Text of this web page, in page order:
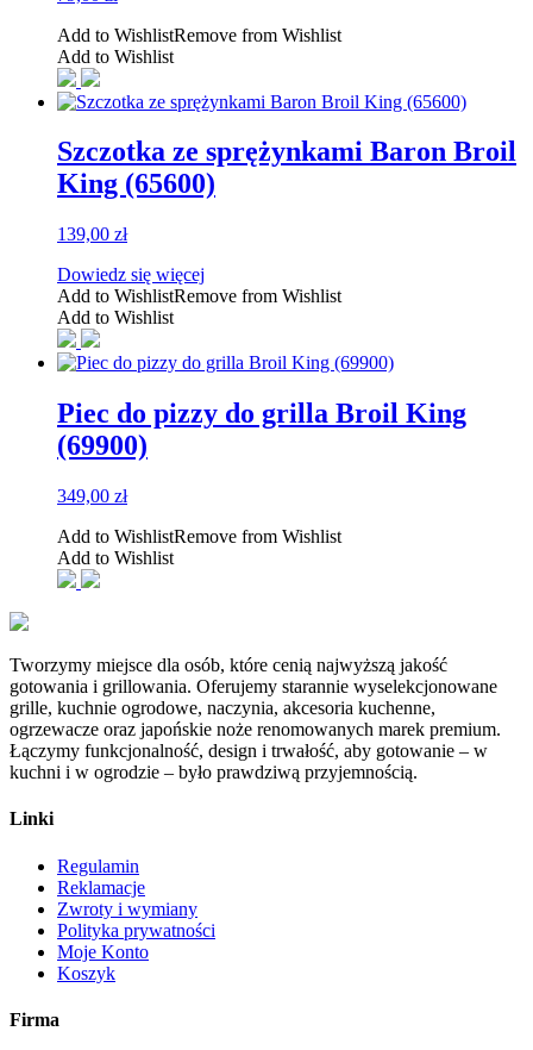
Add to WishlistRemove from Wishlist
Add to Wishlist
Szczotka ze sprężynkami Baron Broil
King (65600)
139,00 zł
Dowiedz się więcej
Add to WishlistRemove from Wishlist
Add to Wishlist
Piec do pizzy do grilla Broil King
(69900)
349,00 zł
Add to WishlistRemove from Wishlist
Add to Wishlist
Tworzymy miejsce dla osób, które cenią najwyższą jakość
gotowania i grillowania. Oferujemy starannie wyselekcjonowane
grille, kuchnie ogrodowe, naczynia, akcesoria kuchenne,
ogrzewacze oraz japońskie noże renomowanych marek premium.
Łączymy funkcjonalność, design i trwałość, aby gotowanie – w
kuchni i w ogrodzie – było prawdziwą przyjemnością.
Linki
Regulamin
Reklamacje
Zwroty i wymiany
Polityka prywatności
Moje Konto
Koszyk
Firma